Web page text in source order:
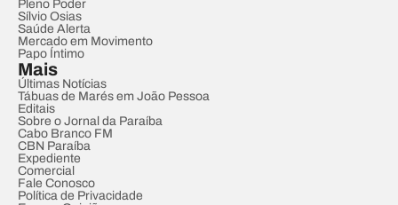
Pleno Poder
Sílvio Osias
Saúde Alerta
Mercado em Movimento
Papo Íntimo
Mais
Últimas Notícias
Tábuas de Marés em João Pessoa
Editais
Sobre o Jornal da Paraíba
Cabo Branco FM
CBN Paraíba
Expediente
Comercial
Fale Conosco
Política de Privacidade